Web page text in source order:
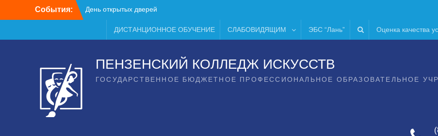
События: День открытых дверей
ДИСТАНЦИОННОЕ ОБУЧЕНИЕ СЛАБОВИДЯЩИМ ЭБС “Лань” Оценка качества
ПЕНЗЕНСКИЙ КОЛЛЕДЖ ИСКУССТВ
ГОСУДАРСТВЕННОЕ БЮДЖЕТНОЕ ПРОФЕССИОНАЛЬНОЕ ОБРАЗОВАТЕЛЬНОЕ